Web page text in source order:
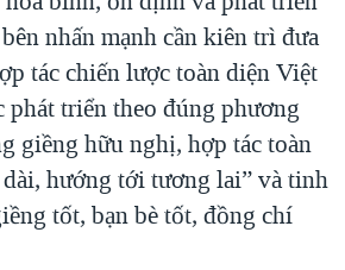
nhấn mạnh cần kiên trì đưa
tác chiến lược toàn diện Việt
phát triển theo đúng phương
giềng hữu nghị, hợp tác toàn
hướng tới tương lai” và tinh
tốt, bạn bè tốt, đồng chí